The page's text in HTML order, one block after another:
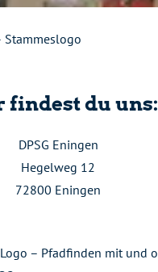
findest du uns:
DPSG Eningen
Hegelweg 12
72800 Eningen